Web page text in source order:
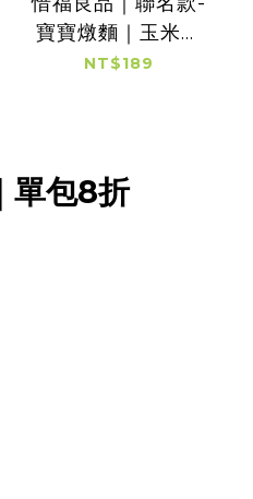
寶寶燉麵｜玉米鮭
魚口味｜2盒入
NT$189
單包8折